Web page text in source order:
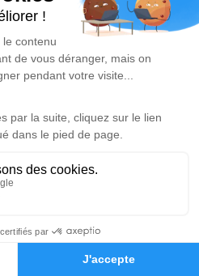
Hommages
cet espace pour, si vous le
vos hommages,
vos pensées à travers des
dédié à LOUISE.
vivant en nos mémoires
son coeur généreux.
les informations concernant
souhaitez y assister,
à l'adresse indiquée ci-
pour celles/ceux qui le
la maison à Carnac pour